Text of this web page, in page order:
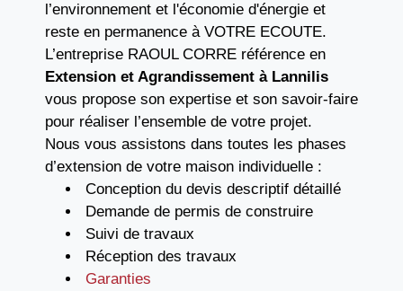
l’environnement et l'économie d'énergie et
reste en permanence à VOTRE ECOUTE.
L’entreprise RAOUL CORRE référence en
Extension et Agrandissement à Lannilis
vous propose son expertise et son savoir-faire
pour réaliser l’ensemble de votre projet.
Nous vous assistons dans toutes les phases
d’extension de votre maison individuelle :
Conception du devis descriptif détaillé
Demande de permis de construire
Suivi de travaux
Réception des travaux
Garanties